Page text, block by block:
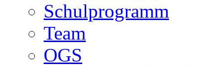
Schulprogramm
Team
OGS